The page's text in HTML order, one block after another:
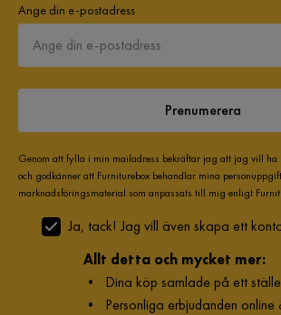
Ange din e-postadress
Prenumerera
Genom att fylla i min mailadress bekräftar jag att jag vill ha
och godkänner att Furniturebox behandlar mina
marknadsföringsmaterial som anpassats till mig enligt
Ja, tack! Jag vill även skapa ett
Allt detta och mycket mer:
• Dina köp samlade på ett ställe
• Personliga erbjudanden online